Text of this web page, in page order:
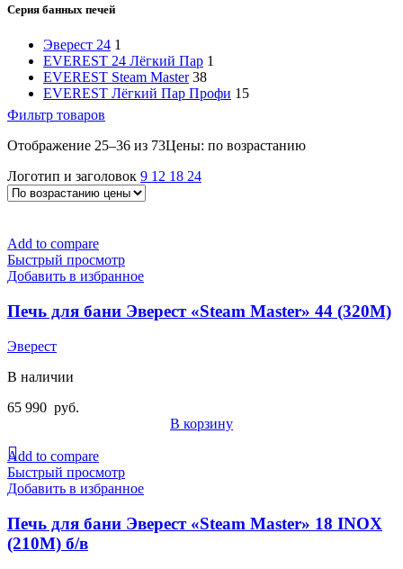
Серия банных печей
Эверест 24 1
EVEREST 24 Лёгкий Пар 1
EVEREST Steam Master 38
EVEREST Лёгкий Пар Профи 15
Фильтр товаров
Отображение 25–36 из 73Цены: по возрастанию
Логотип и заголовок 9 12 18 24
Add to compare
Быстрый просмотр
Добавить в избранное
Печь для бани Эверест «Steam Master» 44 (320М)
Эверест
В наличии
65 990 руб.
В корзину
Add to compare
Быстрый просмотр
Добавить в избранное
Печь для бани Эверест «Steam Master» 18 INOX
(210М) б/в